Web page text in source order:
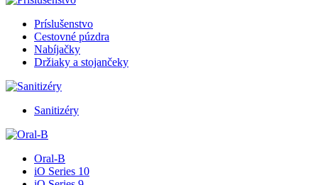
Príslušenstvo
Cestovné púzdra
Nabíjačky
Držiaky a stojančeky
Sanitizéry
Oral-B
iO Series 10